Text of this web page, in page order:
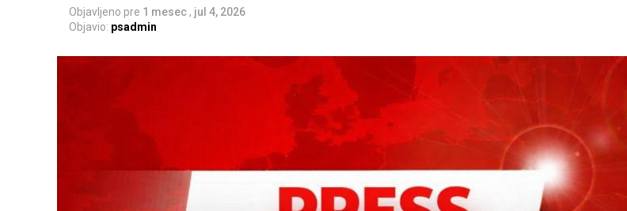
Objavljeno pre 1 mesec , jul 4, 2026
Objavio: psadmin